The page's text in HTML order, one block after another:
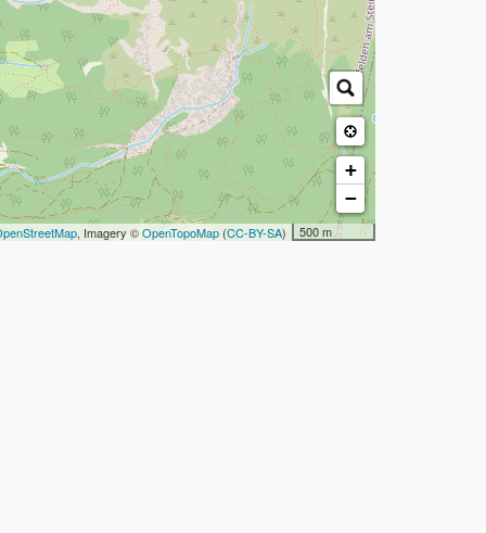
+
−
500 m
, Imagery ©OpenTopoMap (CC-BY-SA)